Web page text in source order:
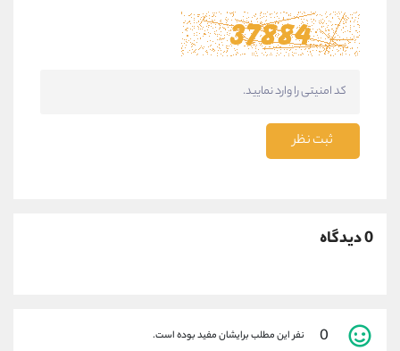
ثبت نظر
0 دیدگاه
0 نفر این مطلب برایشان مفید بوده است.